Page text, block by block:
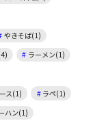
やきそば(1)
ラーメン(1)
ス(1)
ラペ(1)
ハン(1)